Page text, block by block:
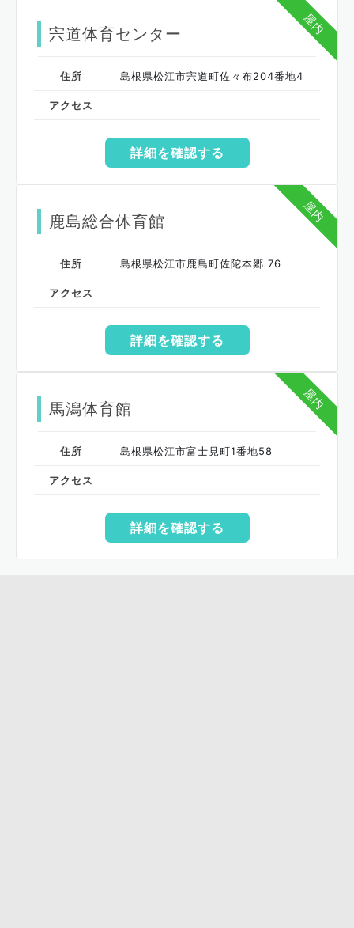
屋内
宍道体育センター
住所 島根県松江市宍道町佐々布204番地4
アクセス
詳細を確認する
屋内
鹿島総合体育館
住所 島根県松江市鹿島町佐陀本郷 76
アクセス
詳細を確認する
屋内
馬潟体育館
住所 島根県松江市富士見町1番地58
アクセス
詳細を確認する